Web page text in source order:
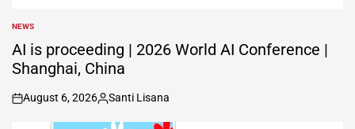
POSTED
IN
NEWS
AI is proceeding | 2026 World AI Conference |
Shanghai, China
on
August 6, 2026
Posted
by
Santi Lisana